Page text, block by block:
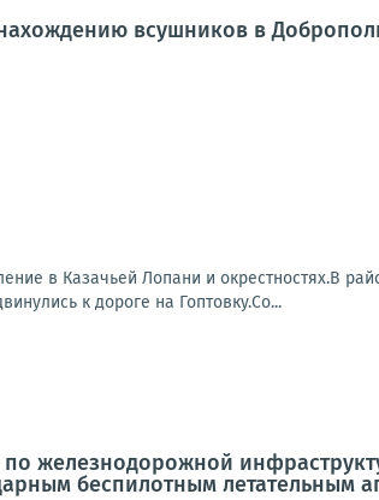
всушников в
в Казачьей Лопани и окрестностях.В
к дороге на Гоптовку.Со...
железнодорожной
беспилотным летательным